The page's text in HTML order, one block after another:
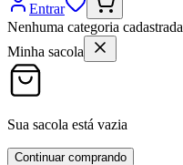
Entrar
Nenhuma categoria cadastrada
Minha sacola
Sua sacola está vazia
Continuar comprando